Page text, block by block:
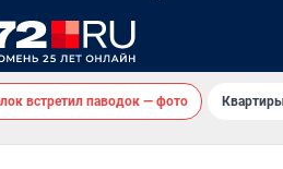
встретил паводок — фото